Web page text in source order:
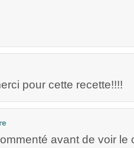
pour cette recette!!!!
avant de voir